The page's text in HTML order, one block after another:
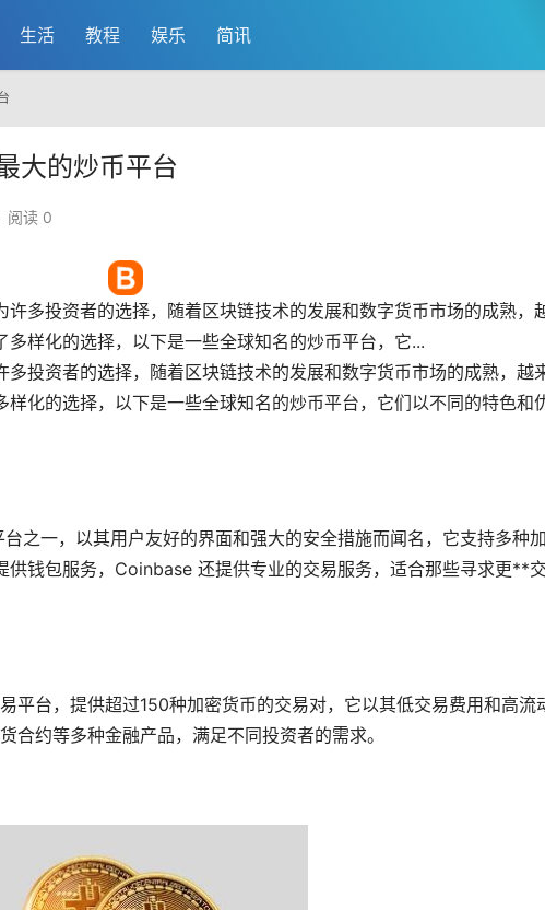
生活 教程 娱乐 简讯
大的炒币平台
阅读 0
许多投资者的选择，随着区块链技术的发展和数字货币市场的成熟，
样化的选择，以下是一些全球知名的炒币平台，它...
投资者的选择，随着区块链技术的发展和数字货币市场的成熟，越
化的选择，以下是一些全球知名的炒币平台，它们以不同的特色和
之一，以其用户友好的界面和强大的安全措施而闻名，它支持多种
供钱包服务，Coinbase 还提供专业的交易服务，适合那些寻求更**
平台，提供超过150种加密货币的交易对，它以其低交易费用和高流
合约等多种金融产品，满足不同投资者的需求。